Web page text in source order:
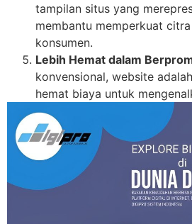
tampilan situs yang
membantu memperkuat
konsumen.
Lebih Hemat dalam
konvensional, website
hemat biaya untuk